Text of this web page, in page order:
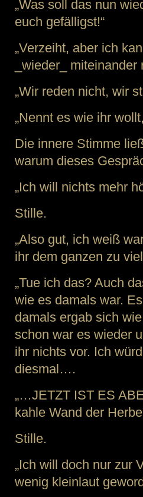
„Was soll das nun
euch gefälligst!“
„Verzeiht, aber ich
_wieder_ miteinander
„Wir reden nicht, wir
„Nennt es wie ihr
Die innere Stimme
warum dieses
„Ich will nichts mehr
Stille.
„Also gut, ich weiß
ihr dem ganzen zu
„Tue ich das? Auch
wie es damals war.
damals ergab sich
schon war es wieder
ihr nichts vor. Ich
diesmal….
„…JETZT IST ES
kahle Wand der
Stille.
„Ich will doch nur zur
wenig kleinlaut